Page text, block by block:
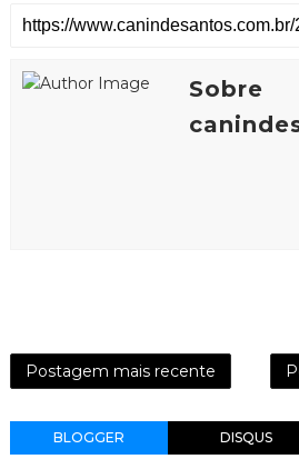
Sobre
Postagem mais recente
BLOGGER DISQUS